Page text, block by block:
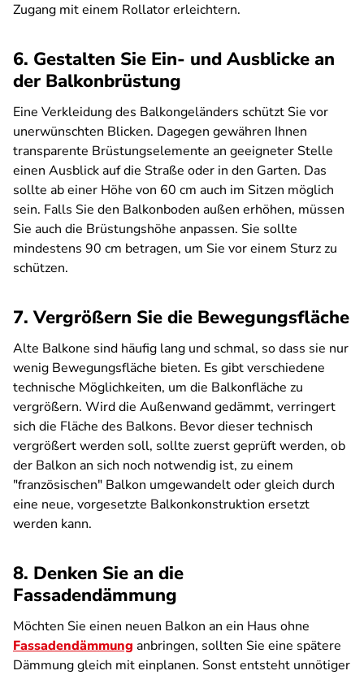
Zugang mit einem Rollator erleichtern.
6. Gestalten Sie Ein- und Ausblicke an
der Balkonbrüstung
Eine Verkleidung des Balkongeländers schützt Sie vor
unerwünschten Blicken. Dagegen gewähren Ihnen
transparente Brüstungselemente an geeigneter Stelle
einen Ausblick auf die Straße oder in den Garten. Das
sollte ab einer Höhe von 60 cm auch im Sitzen möglich
sein. Falls Sie den Balkonboden außen erhöhen, müssen
Sie auch die Brüstungshöhe anpassen. Sie sollte
mindestens 90 cm betragen, um Sie vor einem Sturz zu
schützen.
7. Vergrößern Sie die Bewegungsfläche
Alte Balkone sind häufig lang und schmal, so dass sie nur
wenig Bewegungsfläche bieten. Es gibt verschiedene
technische Möglichkeiten, um die Balkonfläche zu
vergrößern. Wird die Außenwand gedämmt, verringert
sich die Fläche des Balkons. Bevor dieser technisch
vergrößert werden soll, sollte zuerst geprüft werden, ob
der Balkon an sich noch notwendig ist, zu einem
"französischen" Balkon umgewandelt oder gleich durch
eine neue, vorgesetzte Balkonkonstruktion ersetzt
werden kann.
8. Denken Sie an die
Fassadendämmung
Möchten Sie einen neuen Balkon an ein Haus ohne
Fassadendämmung anbringen, sollten Sie eine spätere
Dämmung gleich mit einplanen. Sonst entsteht unnötiger